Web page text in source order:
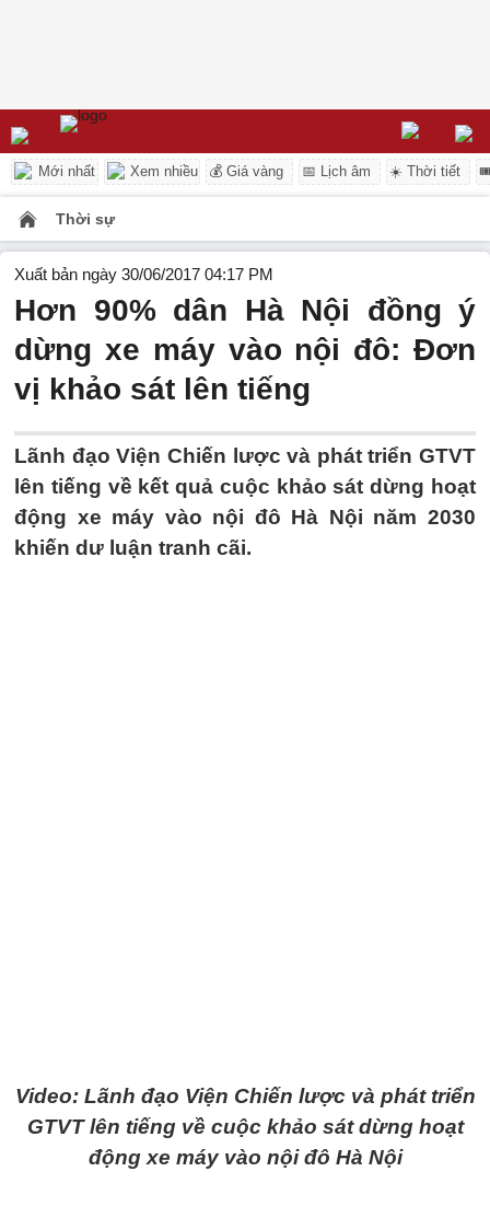
Mới nhất Xem nhiều 💰 Giá vàng 📅 Lịch âm ☀️ Thời tiết
Thời sự
Xuất bản ngày 30/06/2017 04:17 PM
Hơn 90% dân Hà Nội đồng ý
dừng xe máy vào nội đô: Đơn
vị khảo sát lên tiếng
Lãnh đạo Viện Chiến lược và phát triển GTVT
lên tiếng về kết quả cuộc khảo sát dừng hoạt
động xe máy vào nội đô Hà Nội năm 2030
khiến dư luận tranh cãi.
Video: Lãnh đạo Viện Chiến lược và phát triển
GTVT lên tiếng về cuộc khảo sát dừng hoạt
động xe máy vào nội đô Hà Nội